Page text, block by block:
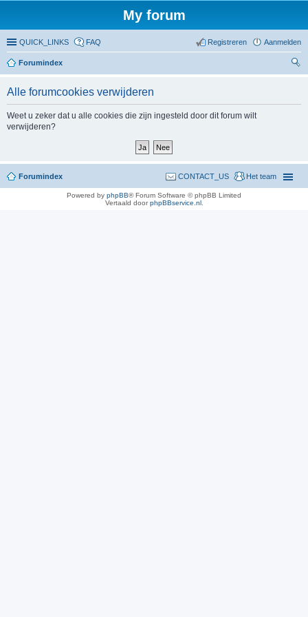
My forum
QUICK_LINKS FAQ Aanmelden
Registreren
Forumindex
Alle forumcookies verwijderen
Weet u zeker dat u alle cookies die zijn ingesteld door dit forum wilt
verwijderen?
Forumindex Het team
CONTACT_US
Powered by phpBB® Forum Software © phpBB Limited
Vertaald doorphpBBservice.nl.